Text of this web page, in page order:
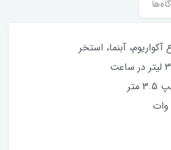
آبنما، استخر